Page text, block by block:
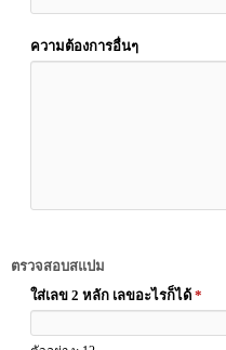
ความต้องการอื่นๆ
ตรวจสอบสแปม
ใส่เลข 2 หลัก เลขอะไรก็ได้ *